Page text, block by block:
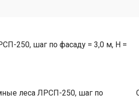
леса ЛРСП-250, шаг по